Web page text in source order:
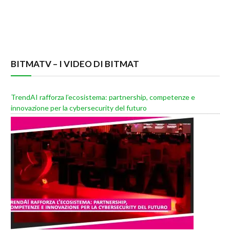
BITMATV – I VIDEO DI BITMAT
TrendAI rafforza l’ecosistema: partnership, competenze e
innovazione per la cybersecurity del futuro